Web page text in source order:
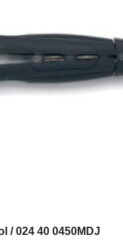
/ 024 40 0450MDJ